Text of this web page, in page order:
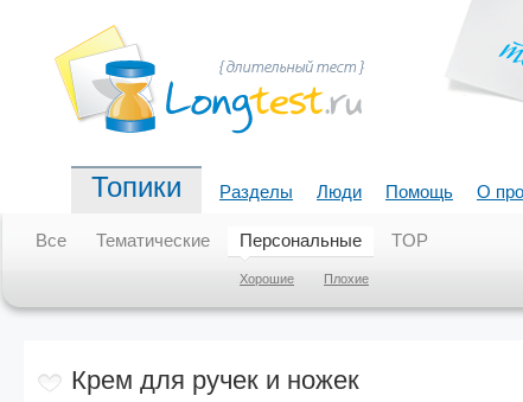
Топики Разделы Люди Помощь О
Все Тематические Персональные
Хорошие Плохие
TOP
Крем для ручек и ножек